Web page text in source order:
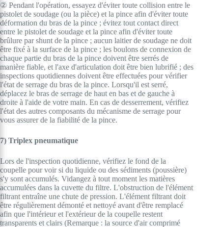
② Pendant l'opération, essayez d'éviter toute collision entre le
pistolet de soudage (ou la pièce) et la pince afin d'éviter toute
déformation du bras de la pince ; évitez tout contact direct
entre le pistolet de soudage et la pince afin d'éviter toute
brûlure par shunt de la pince ; aucun laitier de soudage ne doit
être fixé à la surface de la pince ; les boulons de connexion de
chaque partie du bras de la pince doivent être serrés de
manière fiable, et l'axe d'articulation doit être bien lubrifié ; des
inspections quotidiennes doivent être effectuées pour vérifier
l'état de serrage du bras de la pince. Lorsqu'il est serré,
déplacez le bras de serrage de haut en bas et de gauche à
droite à l'aide de votre main. En cas de desserrement, vérifiez
l'état des autres composants du mécanisme de serrage pour
vous assurer de la fiabilité de la pince.
7) Triplex pneumatique
Lors de l'inspection quotidienne, vérifiez le fond de la
coupelle pour voir si du liquide ou des sédiments (poussière)
s'y sont accumulés. Vidangez à tout moment les matières
accumulées dans la cuvette du filtre. L'obstruction de l'élément
filtrant entraîne une chute de pression. L'élément filtrant doit
être régulièrement démonté et nettoyé avant d'être remplacé
afin que l'intérieur et l'extérieur de la coupelle restent
transparents et clairs (Remarque : la source d'air comprimé